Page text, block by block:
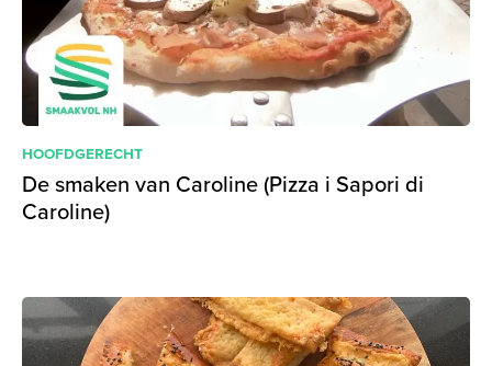
HOOFDGERECHT
De smaken van Caroline (Pizza i Sapori di
Caroline)